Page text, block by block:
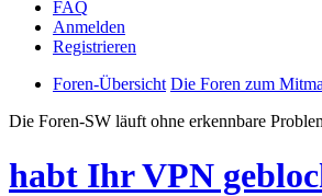
FAQ
Anmelden
Registrieren
Foren-Übersicht Die Foren zum
Die Foren-SW läuft ohne erkennbare
habt Ihr VPN